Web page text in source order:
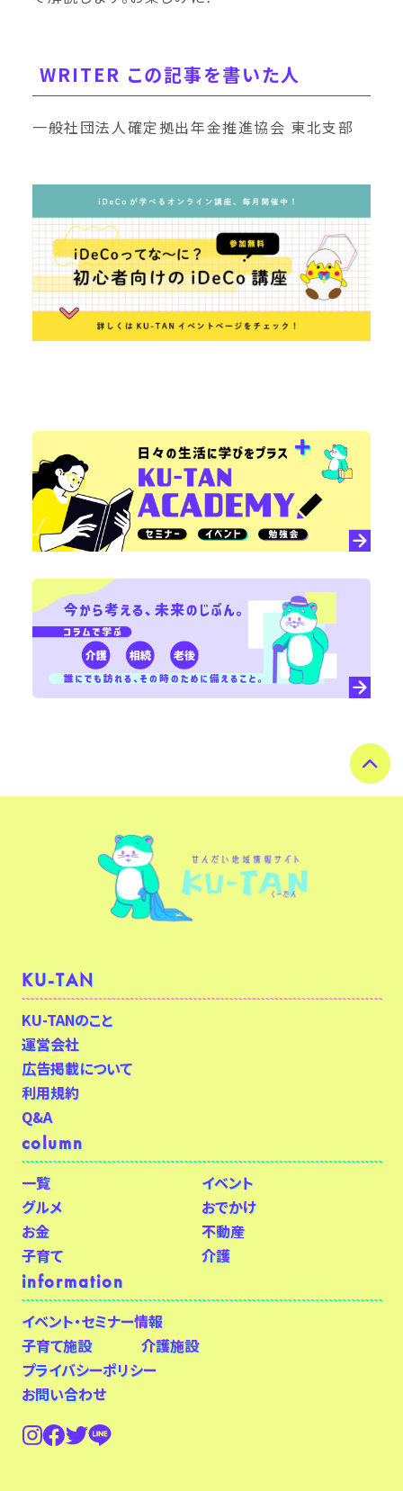
WRITER この記事を書いた人
一般社団法人確定拠出年金推進協会 東北支部
KU-TAN
KU-TANのこと
運営会社
広告掲載について
利用規約
Q&A
column
一覧
イベント
グルメ
おでかけ
お金
不動産
子育て
介護
information
イベント・セミナー情報
子育て施設
介護施設
プライバシーポリシー
お問い合わせ